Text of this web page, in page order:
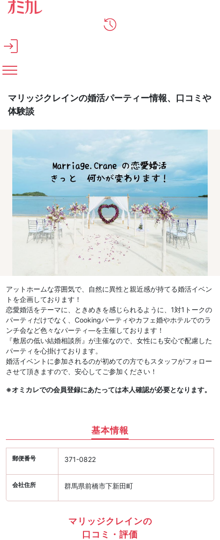
メインコンテンツへスキップ
マリッジクレインの婚活パーティー情報、口コミや
体験談
アットホームな雰囲気で、自然に異性と親近感が持てる婚活イベン
トを企画しております！
恋愛婚活をテーマに、ときめきを感じられるように、1対1トークの
パーティだけでなく、Cookingパーティやカフェ婚やホテルでのラ
ンチ会など色々なパーティ―を主催しております！
『敷居の低い結婚相談所』が主催なので、女性にも安心で配慮した
パーティを心掛けております。
婚活イベントに参加されるのが初めての方でもスタッフがフォロー
させて頂きますので、安心してご参加ください！
※オミカレでの会員登録にあたっては本人確認が必要となります。
基本情報
郵便番号 371-0822
会社住所 群馬県前橋市下新田町
マリッジクレインの
口コミ・評価